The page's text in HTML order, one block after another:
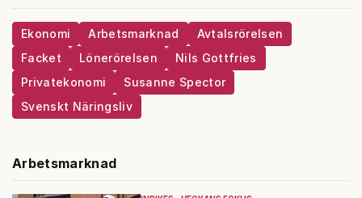
Ekonomi Arbetsmarknad
Avtalsrörelsen
Facket
Lönerörelsen
Nils Gottfries
Privatekonomi
Susanne Spector
Svenskt Näringsliv
Arbetsmarknad